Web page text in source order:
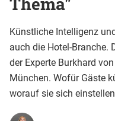
Künstliche Intelligenz
auch die Hotel-Branche.
der Experte Burkhard
München. Wofür Gäste
worauf sie sich